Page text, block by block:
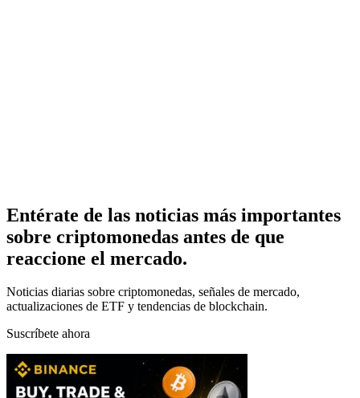
Entérate de las noticias más importantes
sobre criptomonedas antes de que
reaccione el mercado.
Noticias diarias sobre criptomonedas, señales de mercado,
actualizaciones de ETF y tendencias de blockchain.
Suscríbete ahora